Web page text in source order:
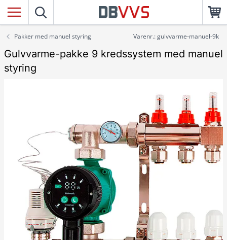
Pakker med manuel styring Varenr.: gulvvarme-manuel-9k
Gulvvarme-pakke 9 kredssystem med manuel
styring